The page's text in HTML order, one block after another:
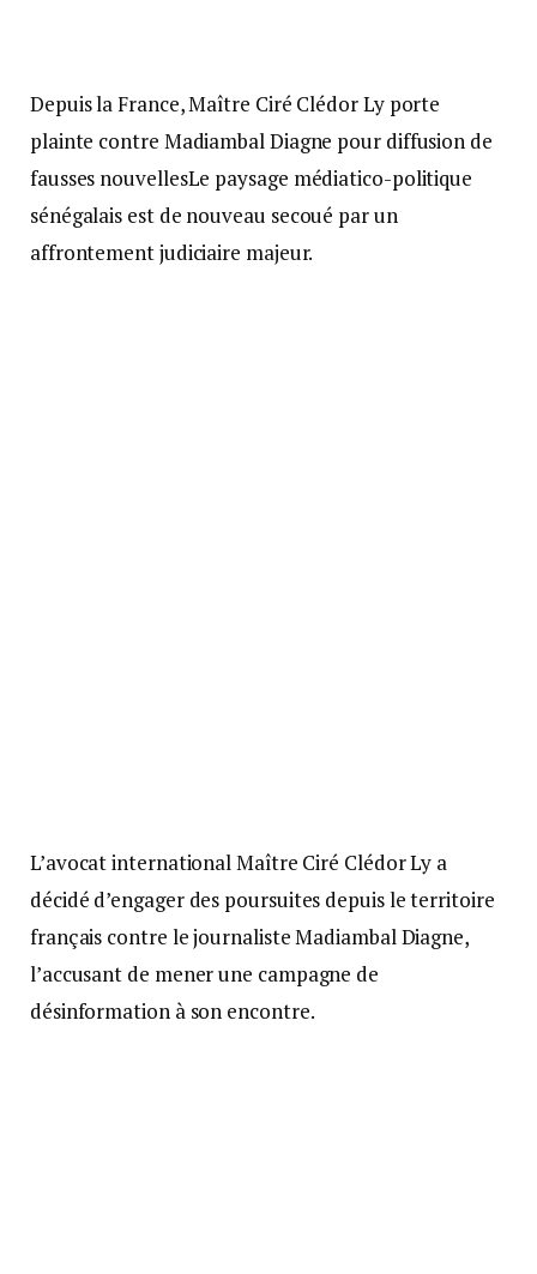
Depuis la France, Maître Ciré Clédor Ly porte
plainte contre Madiambal Diagne pour diffusion de
fausses nouvellesLe paysage médiatico-politique
sénégalais est de nouveau secoué par un
affrontement judiciaire majeur.
L’avocat international Maître Ciré Clédor Ly a
décidé d’engager des poursuites depuis le territoire
français contre le journaliste Madiambal Diagne,
l’accusant de mener une campagne de
désinformation à son encontre.